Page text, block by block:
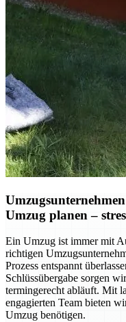
Umzug planen –
Ein Umzug ist immer mit
richtigen
Prozess entspannt
Schlüssübergabe sorgen
termingerecht abläuft. Mit
engagierten Team bieten
Umzug benötigen.